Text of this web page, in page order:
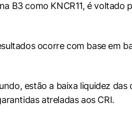
B3 como KNCR11, é
ocorre com base em
estão a baixa liquidez
atreladas aos CRI.